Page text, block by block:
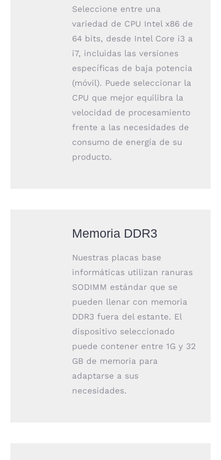
Seleccione entre una
variedad de CPU Intel x86 de
64 bits, desde Intel Core i3 a
i7, incluidas las versiones
específicas de baja potencia
(móvil). Puede seleccionar la
CPU que mejor equilibra la
velocidad de procesamiento
frente a las necesidades de
consumo de energía de su
producto.
Memoria DDR3
Nuestras placas base
informáticas utilizan ranuras
SODIMM estándar que se
pueden llenar con memoria
DDR3 fuera del estante. El
dispositivo seleccionado
puede contener entre 1G y 32
GB de memoria para
adaptarse a sus
necesidades.